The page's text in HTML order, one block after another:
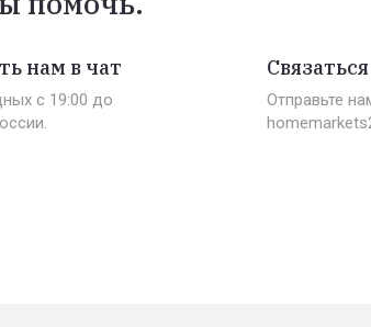
нам в чат
c 19:00 до
Отправьте